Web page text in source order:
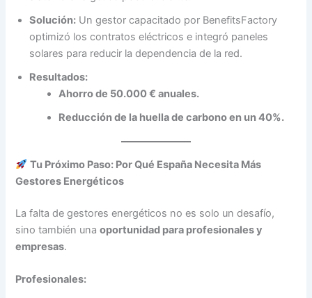
Solución: Un gestor capacitado por BenefitsFactory
optimizó los contratos eléctricos e integró paneles
solares para reducir la dependencia de la red.
Resultados:
Ahorro de 50.000 € anuales.
Reducción de la huella de carbono en un 40%.
Tu Próximo Paso: Por Qué España Necesita Más
Gestores Energéticos
La falta de gestores energéticos no es solo un desafío,
sino también unaoportunidad para profesionales y
empresas.
Profesionales: